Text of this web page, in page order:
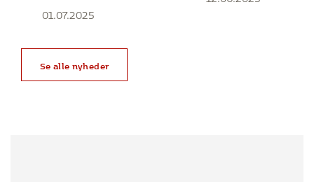
Se alle nyheder
01.07.2025